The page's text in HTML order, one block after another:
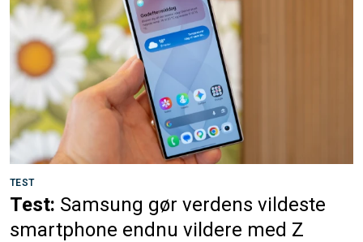
TEST
Test: Samsung gør verdens vildeste
smartphone endnu vildere med Z